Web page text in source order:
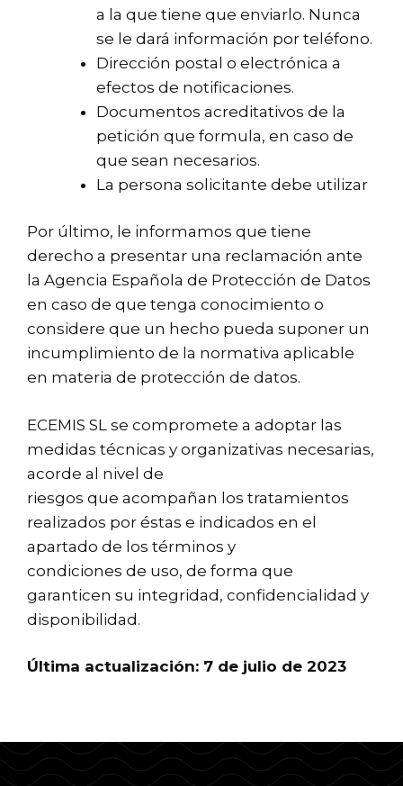
a la que tiene que enviarlo. Nunca
se le dará información por teléfono.
Dirección postal o electrónica a
efectos de notificaciones.
Documentos acreditativos de la
petición que formula, en caso de
que sean necesarios.
La persona solicitante debe utilizar
Por último, le informamos que tiene
derecho a presentar una reclamación ante
la Agencia Española de Protección de Datos
en caso de que tenga conocimiento o
considere que un hecho pueda suponer un
incumplimiento de la normativa aplicable
en materia de protección de datos.
ECEMIS SL se compromete a adoptar las
medidas técnicas y organizativas necesarias,
acorde al nivel de
riesgos que acompañan los tratamientos
realizados por éstas e indicados en el
apartado de los términos y
condiciones de uso, de forma que
garanticen su integridad, confidencialidad y
disponibilidad.
Última actualización: 7 de julio de 2023